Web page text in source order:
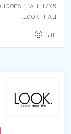
באתר Look.
תהנו 🙂